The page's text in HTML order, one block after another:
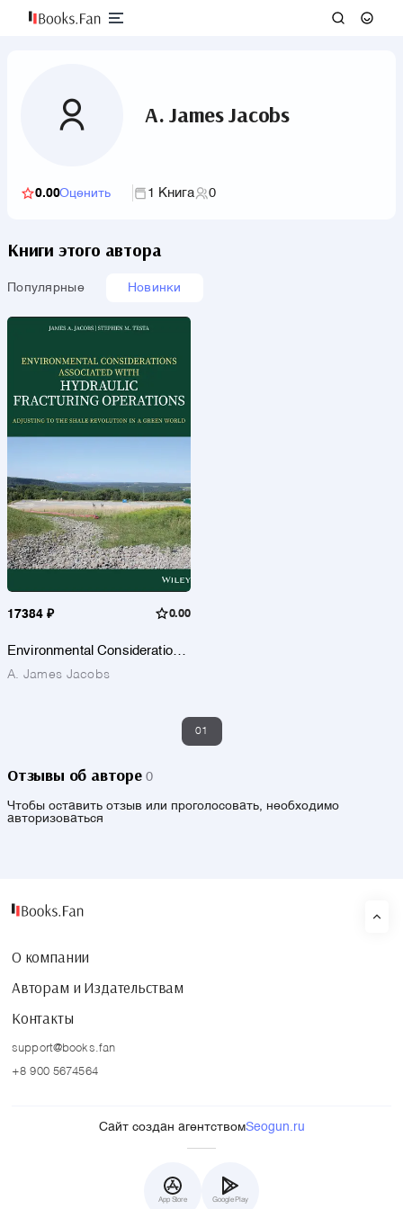
A. James Jacobs
0.00Оценить 1 Книга 0
Книги этого автора
Популярные Новинки
17384 ₽ 0.00
Environmental Considerations
Fracturing Operations
A. James Jacobs
01
Отзывы об авторе 0
Чтобы оставить отзыв или проголосовать, необходимо
авторизоваться
О компании
Авторам и Издательствам
Контакты
support@books.fan
+8 900 5674564
Сайт создан агентствомSeogun.ru
App Store Google Play